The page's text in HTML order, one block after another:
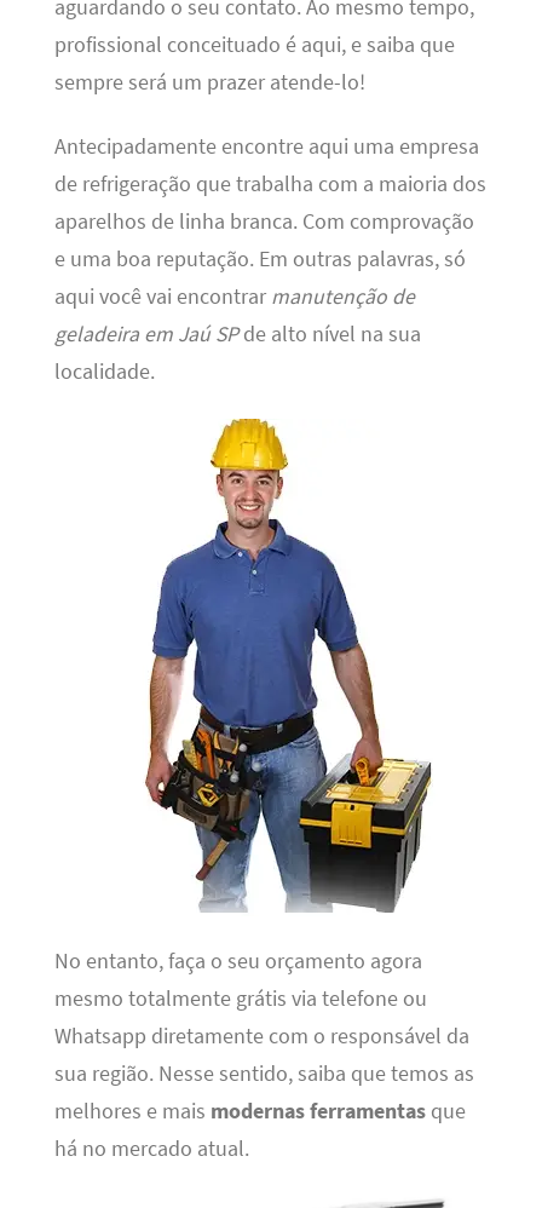
aguardando o seu contato. Ao mesmo tempo,
profissional conceituado é aqui, e saiba que
sempre será um prazer atende-lo!
Antecipadamente encontre aqui uma empresa
de refrigeração que trabalha com a maioria dos
aparelhos de linha branca. Com comprovação
e uma boa reputação. Em outras palavras, só
aqui você vai encontrar manutenção de
geladeira em Jaú SPde alto nível na sua
localidade.
No entanto, faça o seu orçamento agora
mesmo totalmente grátis via telefone ou
Whatsapp diretamente com o responsável da
sua região. Nesse sentido, saiba que temos as
melhores e mais modernas ferramentasque
há no mercado atual.